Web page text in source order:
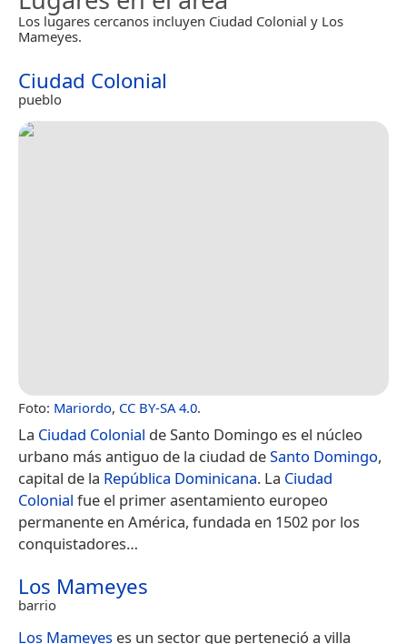
Los lugares cercanos incluyen Ciudad Colonial y Los
Mameyes.
Ciudad Colonial
pueblo
Foto: Mariordo, CC BY-SA 4.0.
La Ciudad Colonial de Santo Domingo es el núcleo
urbano más antiguo de la ciudad deSanto Domingo,
capital de la República Dominicana. La Ciudad
Colonial fue el primer asentamiento europeo
permanente en América, fundada en 1502 por los
conquistadores…
Los Mameyes
barrio
Los Mameyes es un sector que perteneció a villa